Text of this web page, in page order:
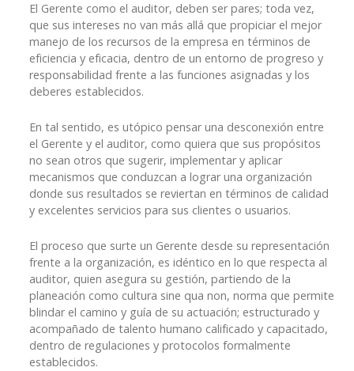
El Gerente como el auditor, deben ser pares; toda vez,
que sus intereses no van más allá que propiciar el mejor
manejo de los recursos de la empresa en términos de
eficiencia y eficacia, dentro de un entorno de progreso y
responsabilidad frente a las funciones asignadas y los
deberes establecidos.
En tal sentido, es utópico pensar una desconexión entre
el Gerente y el auditor, como quiera que sus propósitos
no sean otros que sugerir, implementar y aplicar
mecanismos que conduzcan a lograr una organización
donde sus resultados se reviertan en términos de calidad
y excelentes servicios para sus clientes o usuarios.
El proceso que surte un Gerente desde su representación
frente a la organización, es idéntico en lo que respecta al
auditor, quien asegura su gestión, partiendo de la
planeación como cultura sine qua non, norma que permite
blindar el camino y guía de su actuación; estructurado y
acompañado de talento humano calificado y capacitado,
dentro de regulaciones y protocolos formalmente
establecidos.